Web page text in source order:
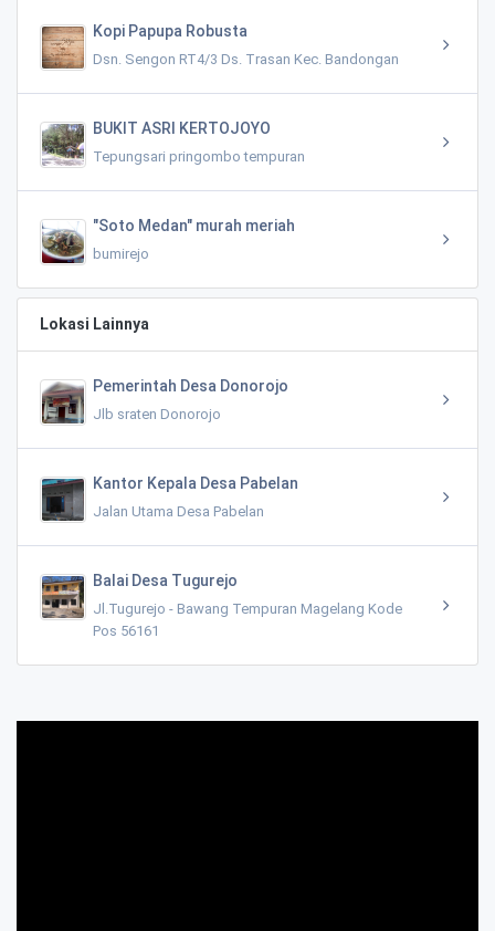
Kopi Papupa Robusta
Dsn. Sengon RT4/3 Ds. Trasan Kec. Bandongan
BUKIT ASRI KERTOJOYO
Tepungsari pringombo tempuran
"Soto Medan" murah meriah
bumirejo
Lokasi Lainnya
Pemerintah Desa Donorojo
Jlb sraten Donorojo
Kantor Kepala Desa Pabelan
Jalan Utama Desa Pabelan
Balai Desa Tugurejo
Jl.Tugurejo - Bawang Tempuran Magelang Kode
Pos 56161